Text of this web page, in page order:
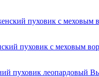
пуховик с меховым